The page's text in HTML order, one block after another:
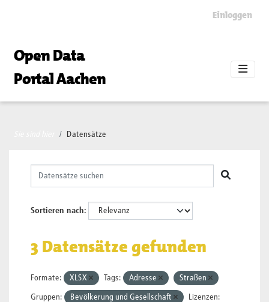
Einloggen
Open Data
Portal Aachen
Datensätze
Sortieren nach
3 Datensätze gefunden
Formate: XLSX Tags: Adresse Straßen
Gruppen: Bevölkerung und Gesellschaft
Lizenzen: